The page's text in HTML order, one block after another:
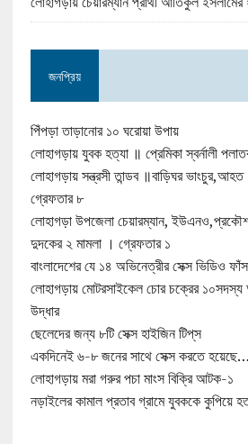
জনপ্রিয়
পিঁপড়া তাড়ানোর ১০ ঘরোয়া উপায়
লোহাগড়ায় যুবক হত্যা ॥ প্রেমিকা স্বর্নালী
লোহাগড়ায় সন্ত্রসী তান্ডব ॥বাড়িঘর
গ্রেফতার ৮
লোহাগড়া উপজেলা চেয়ারম্যান,
দুদকের ২ মামলা । গ্রেফতার ১
বাংলাদেশের যে ১৪ অভিনেত্রীর সেক্স ভিডিও
লোহাগড়ায় মোটরসাইকেল চোর চক্রের
উদ্ধার
ছেলেদের জন্য ৮টি সেক্স হাইজিন টিপ্‌স
একদিনেই ৬-৮ জনের সাথে সেক্স করতে হয়েছে…
লোহাগড়ায় মরা গরুর পচা মাংস বিক্রি আটক-১
নড়াইলের কামাল প্রতাব গ্রামে যুবককে কুপিয়ে